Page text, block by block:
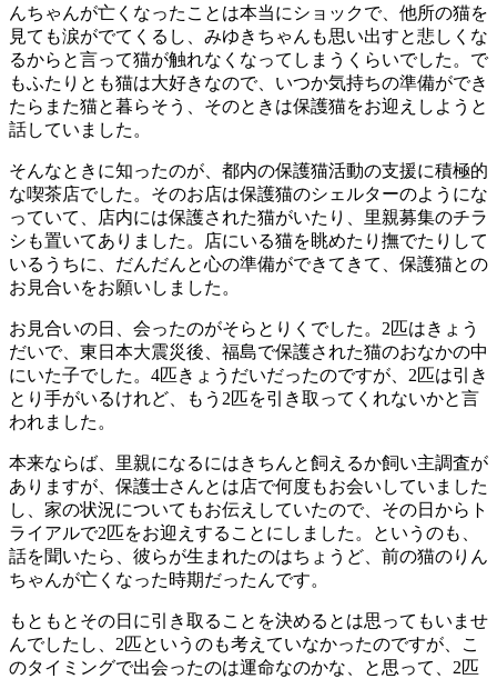
んちゃんが亡くなったことは本当にショックで、他所の猫を
見ても涙がでてくるし、みゆきちゃんも思い出すと悲しくな
るからと言って猫が触れなくなってしまうくらいでした。で
もふたりとも猫は大好きなので、いつか気持ちの準備ができ
たらまた猫と暮らそう、そのときは保護猫をお迎えしようと
話していました。
そんなときに知ったのが、都内の保護猫活動の支援に積極的
な喫茶店でした。そのお店は保護猫のシェルターのようにな
っていて、店内には保護された猫がいたり、里親募集のチラ
シも置いてありました。店にいる猫を眺めたり撫でたりして
いるうちに、だんだんと心の準備ができてきて、保護猫との
お見合いをお願いしました。
お見合いの日、会ったのがそらとりくでした。2匹はきょう
だいで、東日本大震災後、福島で保護された猫のおなかの中
にいた子でした。4匹きょうだいだったのですが、2匹は引き
とり手がいるけれど、もう2匹を引き取ってくれないかと言
われました。
本来ならば、里親になるにはきちんと飼えるか飼い主調査が
ありますが、保護士さんとは店で何度もお会いしていました
し、家の状況についてもお伝えしていたので、その日からト
ライアルで2匹をお迎えすることにしました。というのも、
話を聞いたら、彼らが生まれたのはちょうど、前の猫のりん
ちゃんが亡くなった時期だったんです。
もともとその日に引き取ることを決めるとは思ってもいませ
んでしたし、2匹というのも考えていなかったのですが、こ
のタイミングで出会ったのは運命なのかな、と思って、2匹